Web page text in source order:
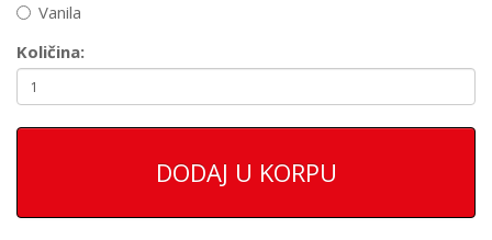
Vanila
Količina:
DODAJ U KORPU